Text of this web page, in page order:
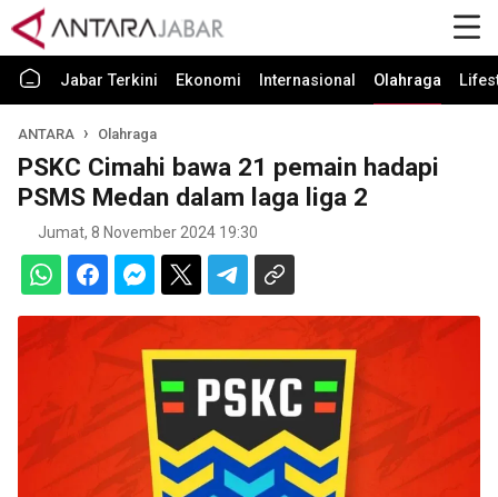
Jabar Terkini Ekonomi Internasional Olahraga
ANTARA Olahraga
PSKC Cimahi bawa 21 pemain hadapi
PSMS Medan dalam laga liga 2
Jumat, 8 November 2024 19:30